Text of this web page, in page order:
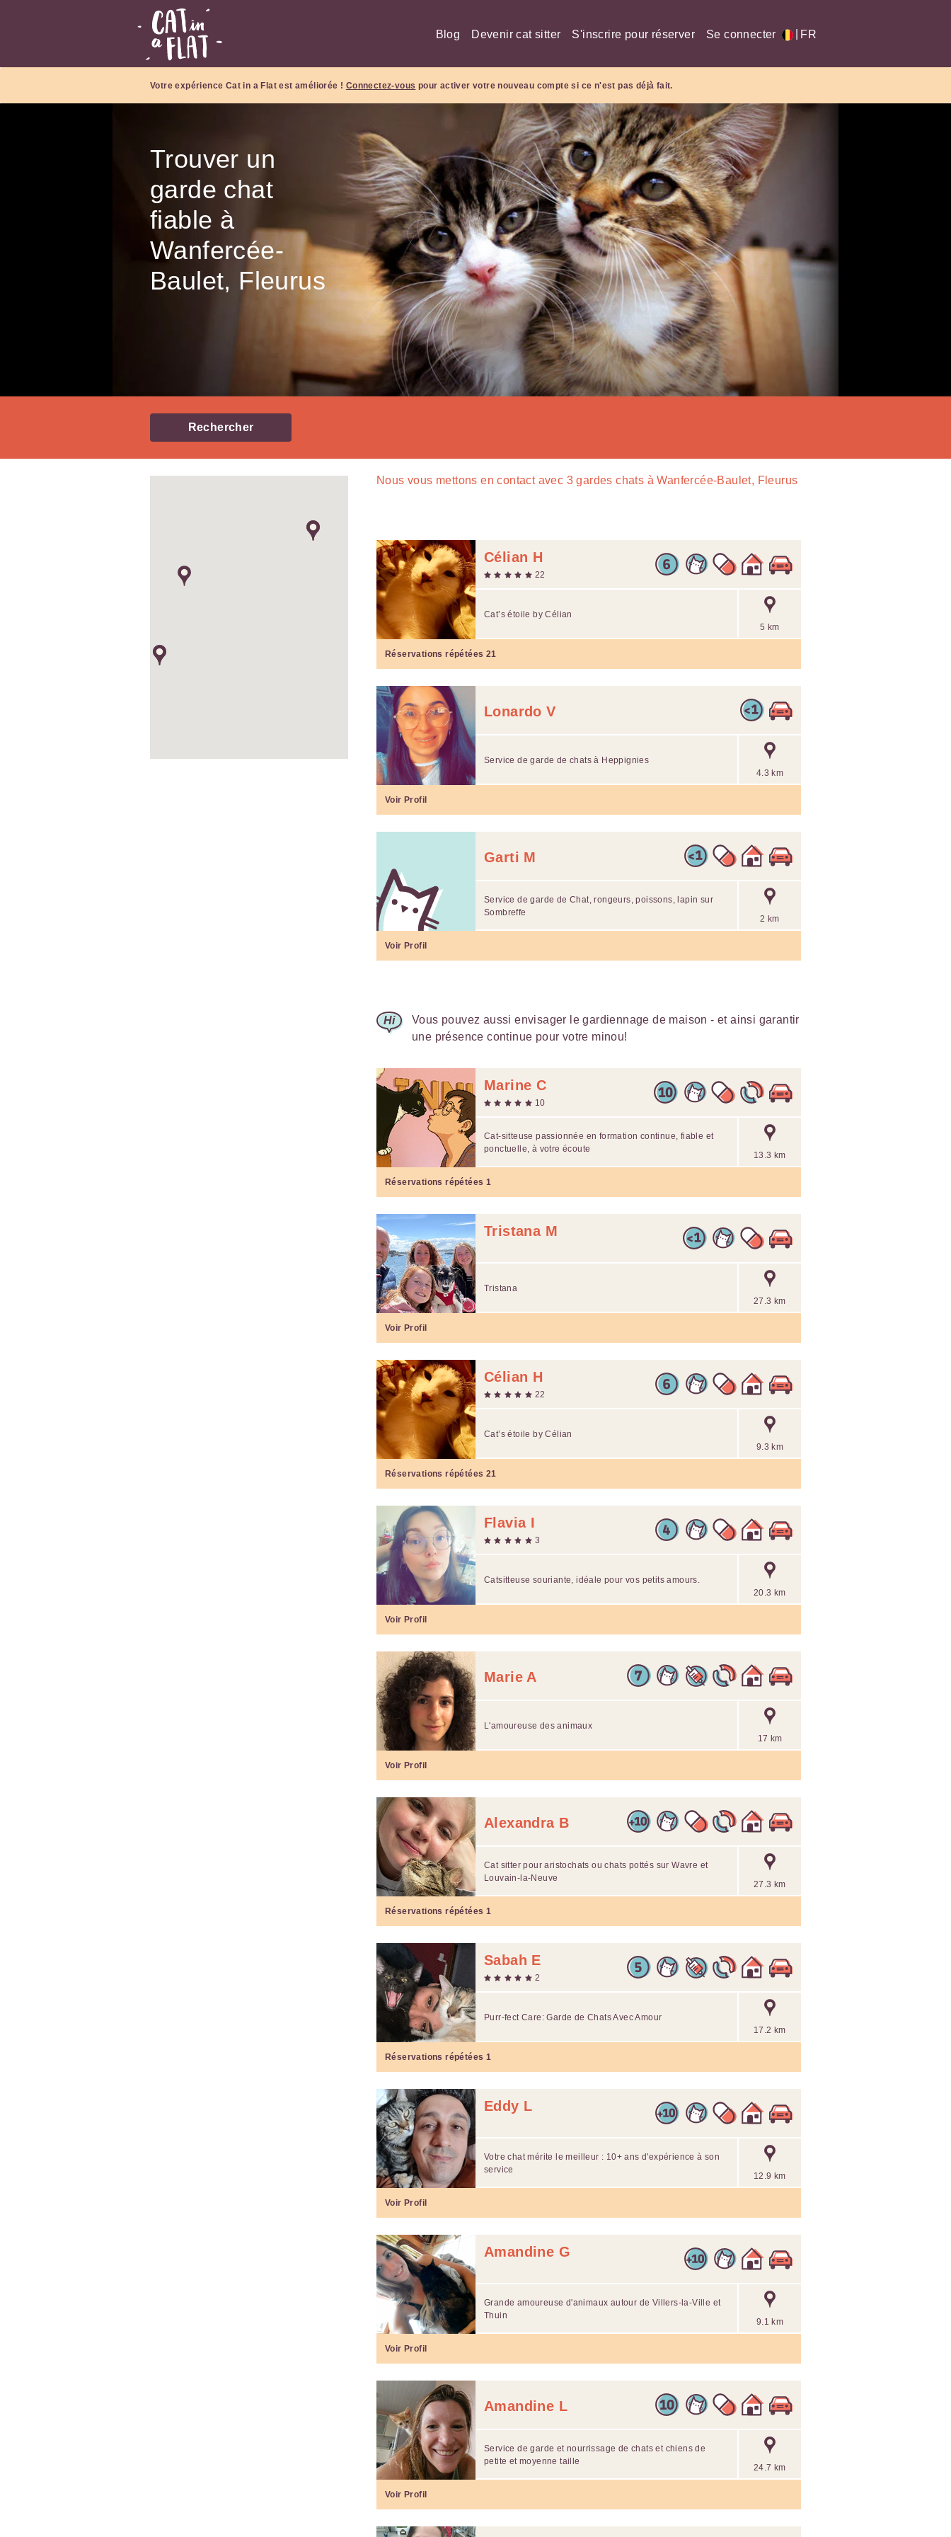
Blog Devenir cat sitter S'inscrire pour réserver Se connecter FR
Votre expérience Cat in a Flat est améliorée ! Connectez-vous pour activer votre nouveau compte si ce n'est pas déjà fait.
Trouver un
garde chat
fiable à
Wanfercée-
Baulet, Fleurus
Rechercher
Nous vous mettons en contact avec 3 gardes chats à Wanfercée-Baulet, Fleurus
Célian H
22
5 km
Cat’s étoile by Célian
Réservations répétées 21
Lonardo V
4.3 km
Service de garde de chats à Heppignies
Voir Profil
Garti M
2 km
Service de garde de Chat, rongeurs, poissons, lapin sur
Sombreffe
Voir Profil
Vous pouvez aussi envisager le gardiennage de maison - et ainsi garantir
une présence continue pour votre minou!
Marine C
10
13.3 km
Cat-sitteuse passionnée en formation continue, fiable et
ponctuelle, à votre écoute
Réservations répétées 1
Tristana M
27.3 km
Tristana
Voir Profil
Célian H
22
9.3 km
Cat’s étoile by Célian
Réservations répétées 21
Flavia I
3
20.3 km
Catsitteuse souriante, idéale pour vos petits amours.
Voir Profil
Marie A
17 km
L'amoureuse des animaux
Voir Profil
Alexandra B
27.3 km
Cat sitter pour aristochats ou chats pottés sur Wavre et
Louvain-la-Neuve
Réservations répétées 1
Sabah E
2
17.2 km
Purr-fect Care: Garde de Chats Avec Amour
Réservations répétées 1
Eddy L
12.9 km
Votre chat mérite le meilleur : 10+ ans d'expérience à son
service
Voir Profil
Amandine G
9.1 km
Grande amoureuse d'animaux autour de Villers-la-Ville et
Thuin
Voir Profil
Amandine L
24.7 km
Service de garde et nourrissage de chats et chiens de
petite et moyenne taille
Voir Profil